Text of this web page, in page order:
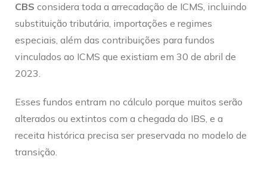
CBS considera toda a arrecadação de ICMS, incluindo
substituição tributária, importações e regimes
especiais, além das contribuições para fundos
vinculados ao ICMS que existiam em 30 de abril de
2023.
Esses fundos entram no cálculo porque muitos serão
alterados ou extintos com a chegada do IBS, e a
receita histórica precisa ser preservada no modelo de
transição.